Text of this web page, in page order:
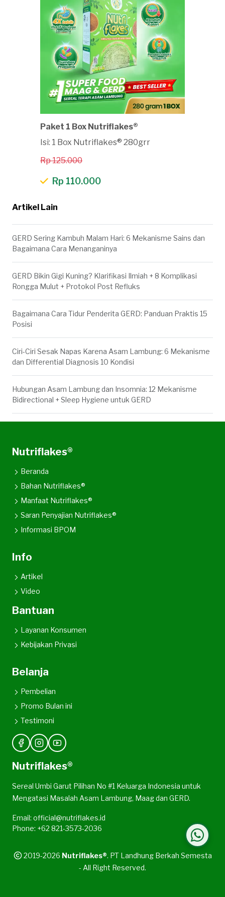
Paket 1 Box Nutriflakes®
Isi: 1 Box Nutriflakes® 280grr
Rp 125.000
Rp 110.000
Artikel Lain
GERD Sering Kambuh Malam Hari: 6 Mekanisme Sains dan
Bagaimana Cara Menanganinya
GERD Bikin Gigi Kuning? Klarifikasi Ilmiah + 8 Komplikasi
Rongga Mulut + Protokol Post Refluks
Bagaimana Cara Tidur Penderita GERD: Panduan Praktis 15
Posisi
Ciri-Ciri Sesak Napas Karena Asam Lambung: 6 Mekanisme
dan Differential Diagnosis 10 Kondisi
Hubungan Asam Lambung dan Insomnia: 12 Mekanisme
Bidirectional + Sleep Hygiene untuk GERD
Nutriflakes®
Beranda
Bahan Nutriflakes®
Manfaat Nutriflakes®
Saran Penyajian Nutriflakes®
Informasi BPOM
Info
Artikel
Video
Bantuan
Layanan Konsumen
Kebijakan Privasi
Belanja
Pembelian
Promo Bulan ini
Testimoni
Nutriflakes®
Sereal Umbi Garut Pilihan No #1 Keluarga Indonesia untuk
Mengatasi Masalah Asam Lambung, Maag dan GERD.
Email: official@nutriflakes.id
Phone: +62 821-3573-2036
2019-2026 Nutriflakes®. PT Landhung Berkah Semesta
- All Right Reserved.